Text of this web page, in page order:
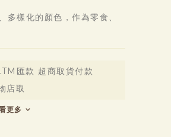
多樣化的顏色，作為零食、
匯款 超商取貨付款
店取
更多